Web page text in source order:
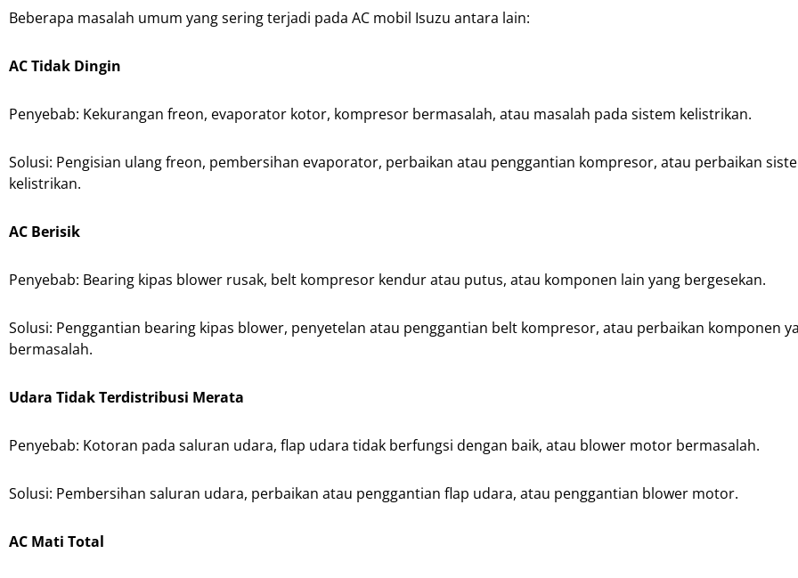
Beberapa masalah umum yang sering terjadi pada AC mobil Isuzu antara lain:
AC Tidak Dingin
Penyebab: Kekurangan freon, evaporator kotor, kompresor bermasalah, atau masalah pada sistem kelistrikan.
Solusi: Pengisian ulang freon, pembersihan evaporator, perbaikan atau penggantian kompresor, atau perbaikan
kelistrikan.
AC Berisik
Penyebab: Bearing kipas blower rusak, belt kompresor kendur atau putus, atau komponen lain yang bergesekan.
Solusi: Penggantian bearing kipas blower, penyetelan atau penggantian belt kompresor, atau perbaikan komponen
bermasalah.
Udara Tidak Terdistribusi Merata
Penyebab: Kotoran pada saluran udara, flap udara tidak berfungsi dengan baik, atau blower motor bermasalah.
Solusi: Pembersihan saluran udara, perbaikan atau penggantian flap udara, atau penggantian blower motor.
AC Mati Total